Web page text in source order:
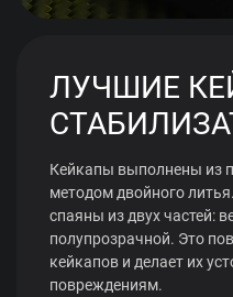
ЛУЧШИЕ
Кейкапы выполнены из
методом двойного
спаяны из двух частей:
полупрозрачной. Это
кейкапов и делает их
повреждениям.